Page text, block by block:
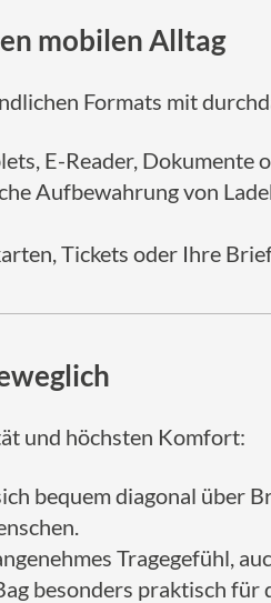
mobilen Alltag
Formats mit
E-Reader, Dokumente
Aufbewahrung von
Tickets oder Ihre
und höchsten Komfort:
bequem diagonal über
Tragegefühl,
besonders praktisch